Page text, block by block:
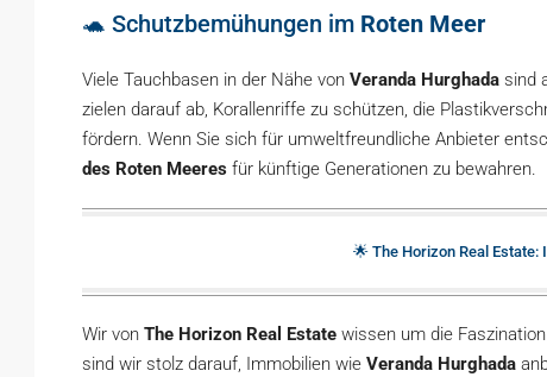
🐢 Schutzbemühungen im Roten Meer
Viele Tauchbasen in der Nähe von Veranda Hurghada sind
zielen darauf ab, Korallenriffe zu schützen, die
fördern. Wenn Sie sich für umweltfreundliche Anbieter
des Roten Meeres für künftige Generationen zu bewahren.
🌟 The Horizon Real
Wir von The Horizon Real Estate wissen um die
sind wir stolz darauf, Immobilien wie Veranda Hurghada